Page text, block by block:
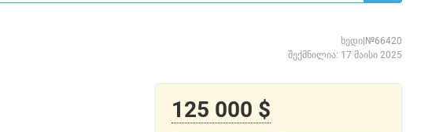
ხედი|№66420
შექმნილია: 17 მაისი 2025
125 000 $